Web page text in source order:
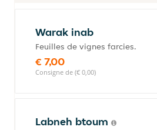
Warak inab
Feuilles de vignes farcies.
€ 7,00
Consigne de (€ 0,00)
Labneh btoum